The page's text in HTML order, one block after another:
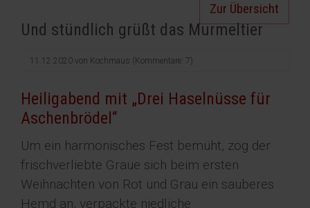
Zur Übersicht
Und stündlich grüßt das Murmeltier
11.12.2020 von Kochmaus (Kommentare: 7)
Heiligabend mit „Drei Haselnüsse für
Aschenbrödel“
Um ein harmonisches Fest bemüht, zog der
frischverliebte Graue sich beim ersten
Weihnachten von Rot und Grau ein sauberes
Hemd an, verpackte niedliche